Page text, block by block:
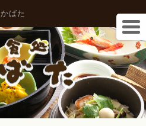
かばた